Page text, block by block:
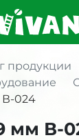
продукции
В-024
мм В-